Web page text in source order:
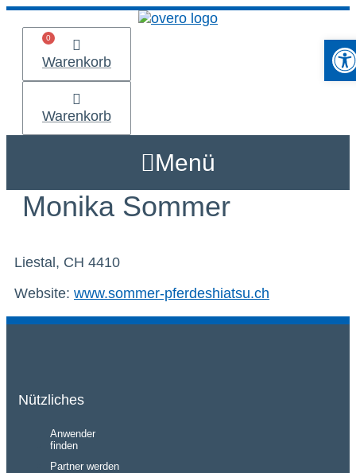
Zum
Inhalt
springen
Warenkorb
Warenkorb
Menü
Monika Sommer
Liestal, CH 4410
Website: www.sommer-pferdeshiatsu.ch
Nützliches
Anwender
finden
Partner werden